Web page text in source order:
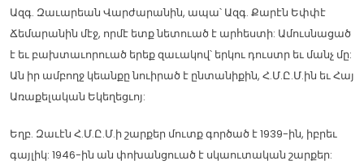
Ազգ. Զաւարեան Վարժարանին, ապա՝ Ազգ. Քարէն Եփփէ
Ճեմարանին մէջ, որմէ ետք նետուած է արհեստի: Ամուսնացած
է եւ բախտաւորուած երեք զաւակով՝ երկու դուստր եւ մանչ մը:
Ան իր ամբողջ կեանքը նուիրած է ընտանիքին, Հ.Մ.Ը.Մ.ին եւ Հայ
Առաքելական Եկեղեցւոյ:
Եղբ. Զաւէն Հ.Մ.Ը.Մ.ի շարքեր մուտք գործած է 1939-ին, իբրեւ
գայլիկ: 1946-ին ան փոխանցուած է սկաուտական շարքեր: